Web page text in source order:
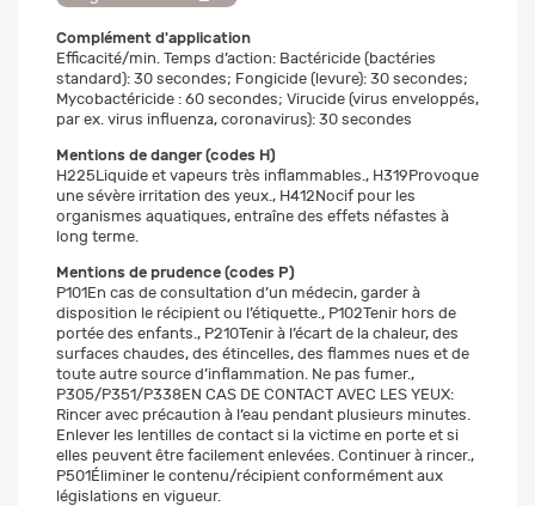
Complément d'application
Efficacité/min. Temps d’action: Bactéricide (bactéries
standard): 30 secondes; Fongicide (levure): 30 secondes;
Mycobactéricide : 60 secondes; Virucide (virus enveloppés,
par ex. virus influenza, coronavirus): 30 secondes
Mentions de danger (codes H)
H225Liquide et vapeurs très inflammables., H319Provoque
une sévère irritation des yeux., H412Nocif pour les
organismes aquatiques, entraîne des effets néfastes à
long terme.
Mentions de prudence (codes P)
P101En cas de consultation d’un médecin, garder à
disposition le récipient ou l’étiquette., P102Tenir hors de
portée des enfants., P210Tenir à l’écart de la chaleur, des
surfaces chaudes, des étincelles, des flammes nues et de
toute autre source d’inflammation. Ne pas fumer.,
P305/P351/P338EN CAS DE CONTACT AVEC LES YEUX:
Rincer avec précaution à l’eau pendant plusieurs minutes.
Enlever les lentilles de contact si la victime en porte et si
elles peuvent être facilement enlevées. Continuer à rincer.,
P501Éliminer le contenu/récipient conformément aux
législations en vigueur.